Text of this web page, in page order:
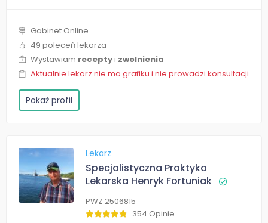
Gabinet Online
49 poleceń lekarza
Wystawiam receptyi zwolnienia
Aktualnie lekarz nie ma grafiku i nie prowadzi konsultacji
Pokaż profil
Lekarz
Specjalistyczna Praktyka
Lekarska Henryk Fortuniak
PWZ 2506815
354 Opinie